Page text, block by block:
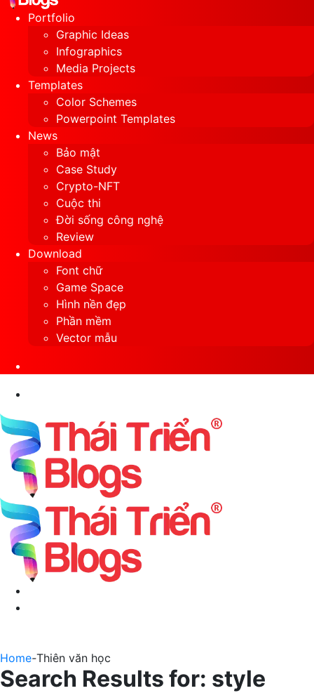
Portfolio
Graphic Ideas
Infographics
Media Projects
Templates
Color Schemes
Powerpoint Templates
News
Bảo mật
Case Study
Crypto-NFT
Cuộc thi
Đời sống công nghệ
Review
Download
Font chữ
Game Space
Hình nền đẹp
Phần mềm
Vector mẫu
Home-Thiên văn học
Search Results for: style